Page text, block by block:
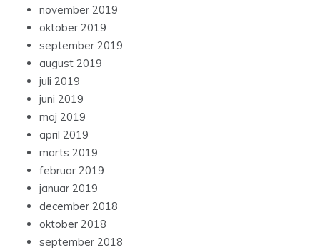
november 2019
oktober 2019
september 2019
august 2019
juli 2019
juni 2019
maj 2019
april 2019
marts 2019
februar 2019
januar 2019
december 2018
oktober 2018
september 2018